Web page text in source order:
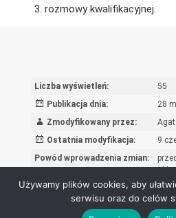
rozmowy kwalifikacyjnej.
Liczba wyświetleń:
55
Publikacja dnia:
28
Zmodyfikowany przez:
Ostatnia modyfikacja:
9
Powód wprowadzenia zmian:
Używamy plików cookies, aby
serwisu oraz do celów